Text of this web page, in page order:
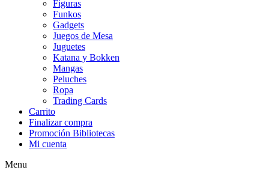
Figuras
Funkos
Gadgets
Juegos de Mesa
Juguetes
Katana y Bokken
Mangas
Peluches
Ropa
Trading Cards
Carrito
Finalizar compra
Promoción Bibliotecas
Mi cuenta
Menu